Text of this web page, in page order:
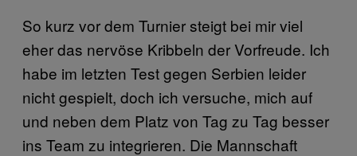
So kurz vor dem Turnier steigt bei mir viel
eher das nervöse Kribbeln der Vorfreude. Ich
habe im letzten Test gegen Serbien leider
nicht gespielt, doch ich versuche, mich auf
und neben dem Platz von Tag zu Tag besser
ins Team zu integrieren. Die Mannschaft